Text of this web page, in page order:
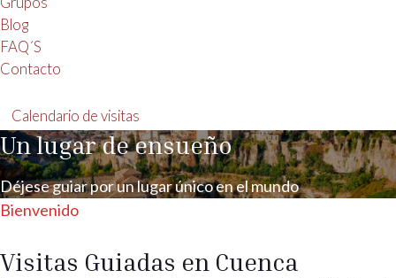
Blog
FAQ´S
Contacto
Calendario de visitas
Un lugar de ensueño
Déjese guiar por un lugar único en el mundo
Bienvenido
Visitas Guiadas en Cuenca